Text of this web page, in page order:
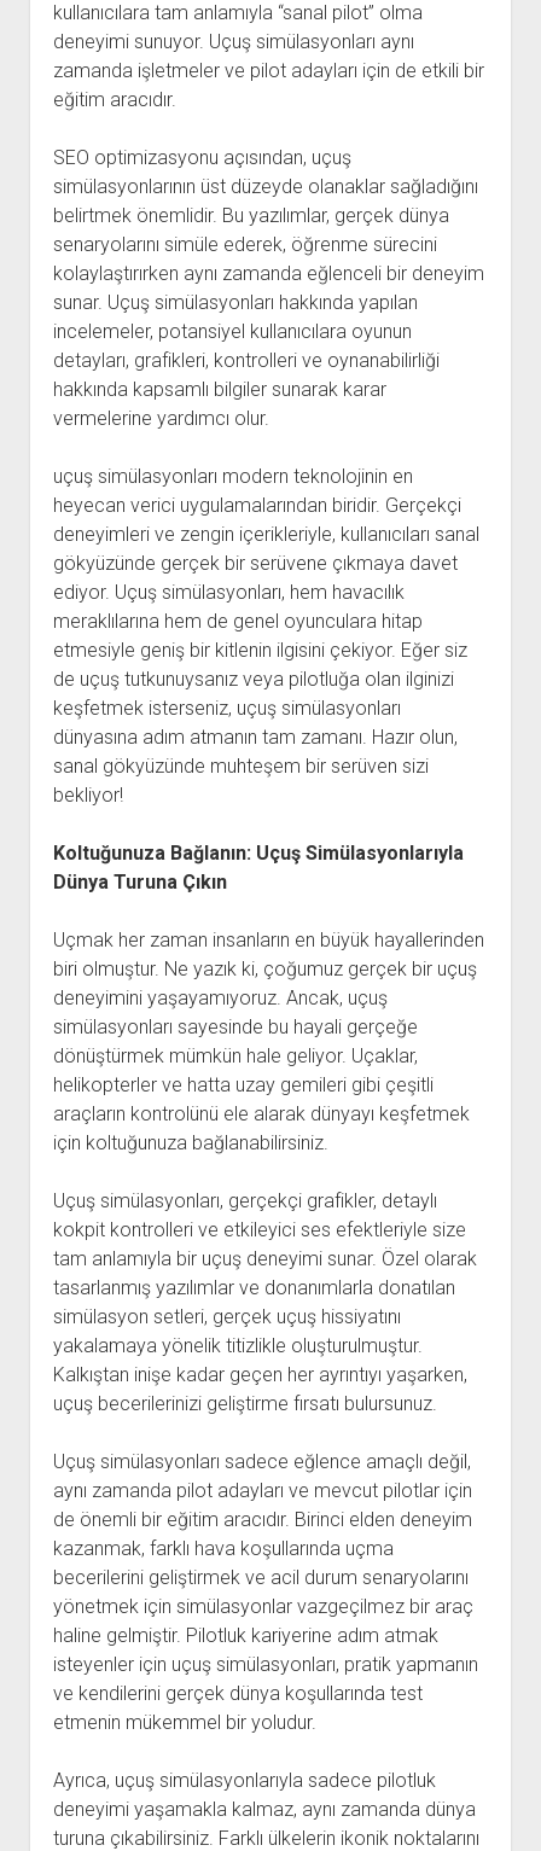
kullanıcılara tam anlamıyla “sanal pilot” olma
deneyimi sunuyor. Uçuş simülasyonları aynı
zamanda işletmeler ve pilot adayları için de etkili bir
eğitim aracıdır.
SEO optimizasyonu açısından, uçuş
simülasyonlarının üst düzeyde olanaklar sağladığını
belirtmek önemlidir. Bu yazılımlar, gerçek dünya
senaryolarını simüle ederek, öğrenme sürecini
kolaylaştırırken aynı zamanda eğlenceli bir deneyim
sunar. Uçuş simülasyonları hakkında yapılan
incelemeler, potansiyel kullanıcılara oyunun
detayları, grafikleri, kontrolleri ve oynanabilirliği
hakkında kapsamlı bilgiler sunarak karar
vermelerine yardımcı olur.
uçuş simülasyonları modern teknolojinin en
heyecan verici uygulamalarından biridir. Gerçekçi
deneyimleri ve zengin içerikleriyle, kullanıcıları sanal
gökyüzünde gerçek bir serüvene çıkmaya davet
ediyor. Uçuş simülasyonları, hem havacılık
meraklılarına hem de genel oyunculara hitap
etmesiyle geniş bir kitlenin ilgisini çekiyor. Eğer siz
de uçuş tutkunuysanız veya pilotluğa olan ilginizi
keşfetmek isterseniz, uçuş simülasyonları
dünyasına adım atmanın tam zamanı. Hazır olun,
sanal gökyüzünde muhteşem bir serüven sizi
bekliyor!
Koltuğunuza Bağlanın: Uçuş Simülasyonlarıyla
Dünya Turuna Çıkın
Uçmak her zaman insanların en büyük hayallerinden
biri olmuştur. Ne yazık ki, çoğumuz gerçek bir uçuş
deneyimini yaşayamıyoruz. Ancak, uçuş
simülasyonları sayesinde bu hayali gerçeğe
dönüştürmek mümkün hale geliyor. Uçaklar,
helikopterler ve hatta uzay gemileri gibi çeşitli
araçların kontrolünü ele alarak dünyayı keşfetmek
için koltuğunuza bağlanabilirsiniz.
Uçuş simülasyonları, gerçekçi grafikler, detaylı
kokpit kontrolleri ve etkileyici ses efektleriyle size
tam anlamıyla bir uçuş deneyimi sunar. Özel olarak
tasarlanmış yazılımlar ve donanımlarla donatılan
simülasyon setleri, gerçek uçuş hissiyatını
yakalamaya yönelik titizlikle oluşturulmuştur.
Kalkıştan inişe kadar geçen her ayrıntıyı yaşarken,
uçuş becerilerinizi geliştirme fırsatı bulursunuz.
Uçuş simülasyonları sadece eğlence amaçlı değil,
aynı zamanda pilot adayları ve mevcut pilotlar için
de önemli bir eğitim aracıdır. Birinci elden deneyim
kazanmak, farklı hava koşullarında uçma
becerilerini geliştirmek ve acil durum senaryolarını
yönetmek için simülasyonlar vazgeçilmez bir araç
haline gelmiştir. Pilotluk kariyerine adım atmak
isteyenler için uçuş simülasyonları, pratik yapmanın
ve kendilerini gerçek dünya koşullarında test
etmenin mükemmel bir yoludur.
Ayrıca, uçuş simülasyonlarıyla sadece pilotluk
deneyimi yaşamakla kalmaz, aynı zamanda dünya
turuna çıkabilirsiniz. Farklı ülkelerin ikonik noktalarını